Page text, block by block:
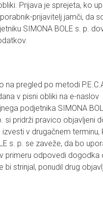
Prijava je sprejeta, ko
prijavitelj jamči, da
SIMONA BOLE s. p.
pregled po metodi
v pisni obliki na e-naslov
podjetnika SIMONA
si pridrži pravico objavljeni
v drugačnem terminu,
s. p. se zaveže, da bo
primeru odpovedi dogodka
strinjal, ponudil drug